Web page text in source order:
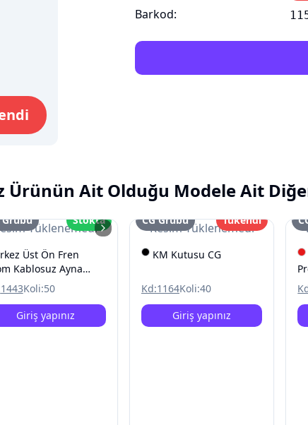
Barkod:
Ürünün Ait Olduğu Modele Ait
Yüklenemedi
Grubu Stokta
Üst Ön Fren
Kablosuz Ayna
CG
1443Koli:50
Giriş yapınız
Resim Yüklenemedi
CG Grubu Tükendi
KM Kutusu CG
Kd:1164Koli:40
Giriş yapınız